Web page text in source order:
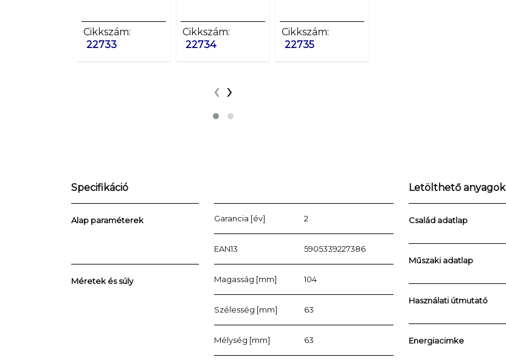
Cikkszám:
22733
Cikkszám:
22734
Cikkszám:
22735
‹ ›
Specifikáció
Alap paraméterek Garancia [év] 2
EAN13 5905339227386
Méretek és súly Magasság [mm] 104
Szélesség [mm] 63
Mélység [mm] 63
Letölthető anyagok
Család adatlap
Műszaki adatlap
Használati útmutató
Energiacimke